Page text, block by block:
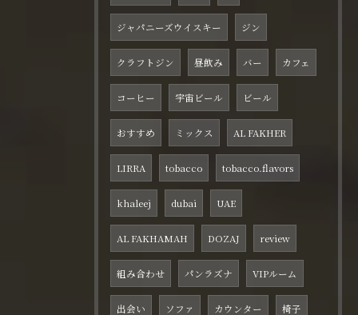
ジャパニーズウイスキー ジン
クラフトジン 昼飲み バー カフェ
コーヒー 宇宙ビール ビール
おすすめ ミックス AL FAKHER
LIRRA tobacco tobacco.flavors
khaleej dubai UAE
AL FAKHAMAH DOZAJ review
組み合わせ パンラズナ VIPルーム
出会い ソファ カウンター 椅子